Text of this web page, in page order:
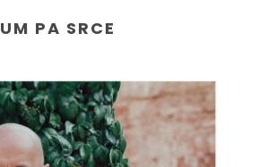
UM PA SRCE